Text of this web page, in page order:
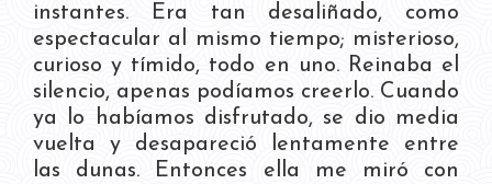
instantes. Era tan desaliñado, como
espectacular al mismo tiempo; misterioso,
curioso y tímido, todo en uno. Reinaba el
silencio, apenas podíamos creerlo. Cuando
ya lo habíamos disfrutado, se dio media
vuelta y desapareció lentamente entre
las dunas. Entonces ella me miró con